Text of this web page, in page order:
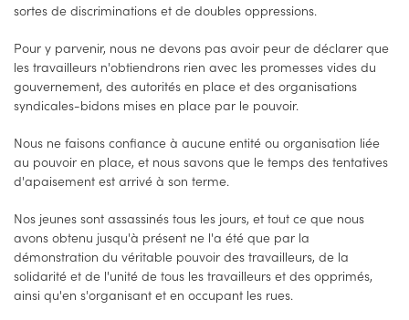
sortes de discriminations et de doubles oppressions.
Pour y parvenir, nous ne devons pas avoir peur de déclarer que
les travailleurs n'obtiendrons rien avec les promesses vides du
gouvernement, des autorités en place et des organisations
syndicales-bidons mises en place par le pouvoir.
Nous ne faisons confiance à aucune entité ou organisation liée
au pouvoir en place, et nous savons que le temps des tentatives
d'apaisement est arrivé à son terme.
Nos jeunes sont assassinés tous les jours, et tout ce que nous
avons obtenu jusqu'à présent ne l'a été que par la
démonstration du véritable pouvoir des travailleurs, de la
solidarité et de l'unité de tous les travailleurs et des opprimés,
ainsi qu'en s'organisant et en occupant les rues.